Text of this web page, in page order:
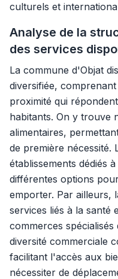
culturels et
Analyse de la
des services
La commune d'Objat
diversifiée,
proximité qui
habitants. On y trouve
alimentaires,
de première nécessité.
établissements dédiés
différentes options
emporter. Par ailleurs,
services liés à la santé
commerces
diversité commerciale
facilitant l'accès aux
nécessiter de